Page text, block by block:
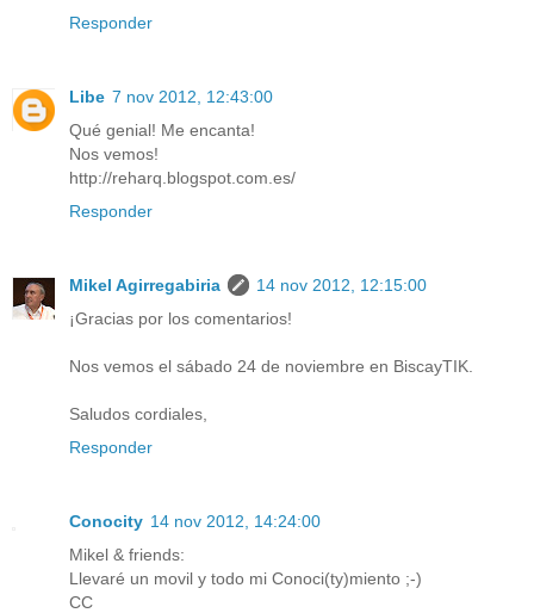
Responder
Libe 7 nov 2012, 12:43:00
Qué genial! Me encanta!
Nos vemos!
http://reharq.blogspot.com.es/
Responder
Mikel Agirregabiria
14 nov 2012, 12:15:00
¡Gracias por los comentarios!
Nos vemos el sábado 24 de noviembre en BiscayTIK.
Saludos cordiales,
Responder
Conocity 14 nov 2012, 14:24:00
Mikel & friends:
Llevaré un movil y todo mi Conoci(ty)miento ;-)
CC